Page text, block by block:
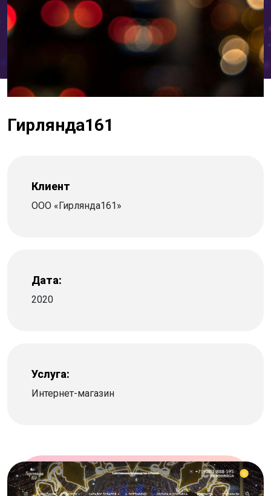
Гирлянда161
Клиент
ООО «Гирлянда161»
Дата:
2020
Услуга:
Интернет-магазин